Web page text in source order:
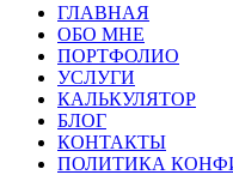
ГЛАВНАЯ
ОБО МНЕ
ПОРТФОЛИО
УСЛУГИ
КАЛЬКУЛЯТОР
БЛОГ
КОНТАКТЫ
ПОЛИТИКА